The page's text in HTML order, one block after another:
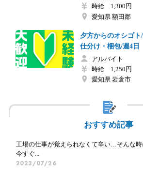
時給 1,300円
愛知県 額田郡
夕方からのオシゴ
仕分け・梱包/週4日
アルバイト
時給 1,250円
愛知県 岩倉市
おすすめ記事
工場の仕事が覚えられなくて辛い…そんな時
今すぐ...
2023/07/26